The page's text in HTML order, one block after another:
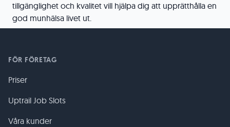
tillgänglighet och kvalitet vill hjälpa dig att upprätthålla en
god munhälsa livet ut.
FÖR FÖRETAG
Priser
Uptrail Job Slots
Våra kunder